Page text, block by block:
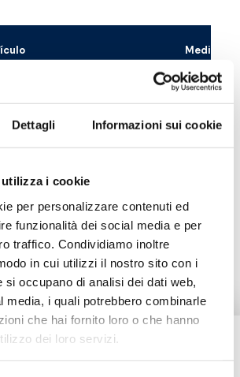
Dettagli Informazioni sui cookie
i cookie
per personalizzare contenuti ed
funzionalità dei social media e per
traffico. Condividiamo inoltre
in cui utilizzi il nostro sito con i
si occupano di analisi dei dati web,
media, i quali potrebbero combinarle
che hai fornito loro o che hanno
dei loro servizi.
Medida
225 mm x
¿Necesitas ayuda?